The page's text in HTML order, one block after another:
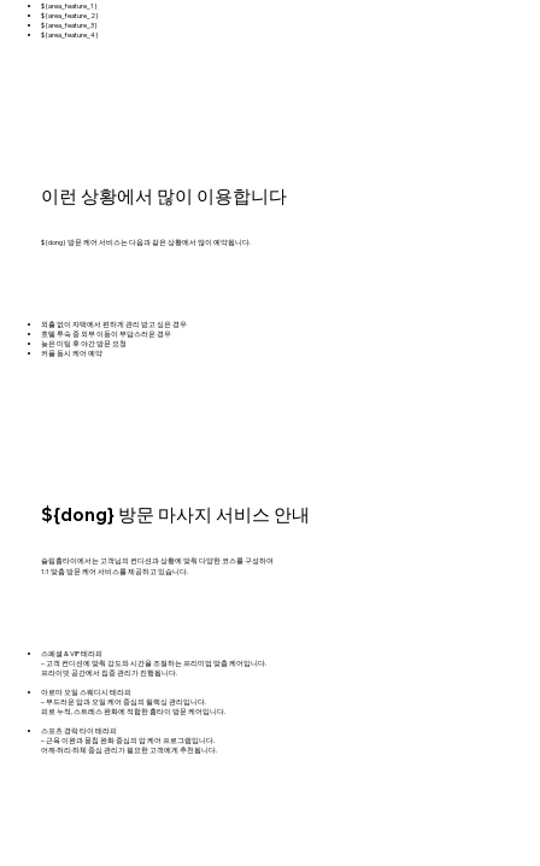
${area_feature_1}
${area_feature_2}
${area_feature_3}
${area_feature_4}
이런 상황에서 많이 이용합니다
${dong} 방문 케어 서비스는 다음과 같은 상황에서 많이 예약됩니다.
외출 없이 자택에서 편하게 관리 받고 싶은 경우
호텔 투숙 중 외부 이동이 부담스러운 경우
늦은 미팅 후 야간 방문 요청
커플 동시 케어 예약
${dong} 방문 마사지 서비스 안내
슬림홈타이에서는 고객님의 컨디션과 상황에 맞춰 다양한 코스를 구성하여
1:1 맞춤 방문 케어 서비스를 제공하고 있습니다.
스페셜 & VIP 테라피
– 고객 컨디션에 맞춰 강도와 시간을 조절하는 프리미엄 맞춤 케어입니다.
프라이빗 공간에서 집중 관리가 진행됩니다.
아로마 오일 스웨디시 테라피
– 부드러운 압과 오일 케어 중심의 릴렉싱 관리입니다.
피로 누적, 스트레스 완화에 적합한 홈타이 방문 케어입니다.
스포츠 경락 타이 테라피
– 근육 이완과 뭉침 완화 중심의 압 케어 프로그램입니다.
어깨·허리·하체 중심 관리가 필요한 고객에게 추천됩니다.